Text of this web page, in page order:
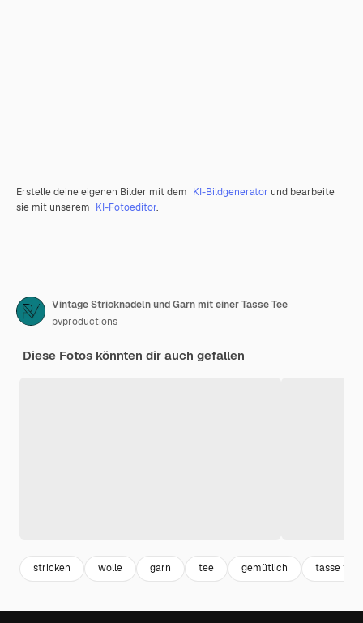
Erstelle deine eigenen Bilder mit dem KI-Bildgenerator und bearbeite
sie mit unserem KI-Fotoeditor.
Vintage Stricknadeln und Garn mit einer Tasse Tee
pvproductions
Diese Fotos könnten dir auch gefallen
stricken wolle garn tee gemütlich tasse tee